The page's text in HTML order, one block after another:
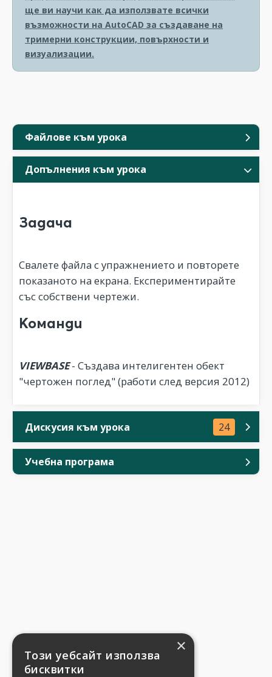
Файлове към урока
Допълнения към урока
Задача
Свалете файла с упражнението и повторете
показаното на екрана. Експериментирайте
със собствени чертежи.
Команди
VIEWBASE- Създава интелигентен обект
"чертожен поглед" (работи след версия 2012)
Дискусия към урока 24
Учебна програма
ще ви научи как да използвате всички
възможности на AutoCAD за създаване на
тримерни конструкции, повърхности и
визуализации.
×
Този уебсайт използва
бисквитки